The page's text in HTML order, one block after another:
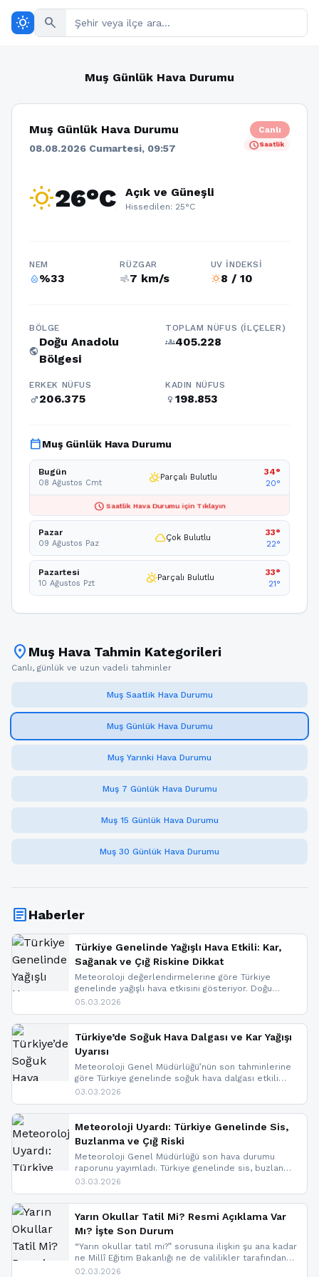
wb_sunny search
Muş Günlük Hava Durumu
Muş Günlük Hava Durumu
08.08.2026 Cumartesi, 09:57
Canlı
scheduleSaatlik
wb_sunny26°C Açık ve Güneşli
Hissedilen: 25°C
NEM
humidity_percentage%33
RÜZGAR
air7 km/s
UV İNDEKSI
wb_sunny8 / 10
BÖLGE
public
Doğu Anadolu
Bölgesi
TOPLAM NÜFUS (İLÇELER)
groups405.228
ERKEK NÜFUS
male206.375
KADIN NÜFUS
female 198.853
calendar_todayMuş Günlük Hava Durumu
Bugün
08 Ağustos Cmt partly_cloudy_dayParçalı Bulutlu
34°
20°
schedule Saatlik Hava Durumu için Tıklayın
Pazar
09 Ağustos Paz cloudÇok Bulutlu
33°
22°
Pazartesi
10 Ağustos Pzt partly_cloudy_dayParçalı Bulutlu
33°
21°
location_on Muş Hava Tahmin Kategorileri
Canlı, günlük ve uzun vadeli tahminler
Muş Saatlik Hava Durumu
Muş Günlük Hava Durumu
Muş Yarınki Hava Durumu
Muş 7 Günlük Hava Durumu
Muş 15 Günlük Hava Durumu
Muş 30 Günlük Hava Durumu
articleHaberler
Türkiye Genelinde Yağışlı Hava Etkili: Kar,
Sağanak ve Çığ Riskine Dikkat
Meteoroloji değerlendirmelerine göre Türkiye
genelinde yağışlı hava etkisini gösteriyor. Doğu
bölgelerinde kar yağışı beklenirken Marmara ve
ise çığ tehlikesi bulunuyor. İç kesimlerde sis ve pus
nedeniyle görüş mesafesinde azalma
yaşanabileceği belirtiliyor.
05.03.2026
Türkiye’de Soğuk Hava Dalgası ve Kar Yağışı
Uyarısı
Meteoroloji Genel Müdürlüğü’nün son tahminlerine
göre Türkiye genelinde soğuk hava dalgası etkili
oluyor. Birçok il için kar yağışı ve buzlanma uyarısı
03.03.2026
Meteoroloji Uyardı: Türkiye Genelinde Sis,
Buzlanma ve Çığ Riski
Meteoroloji Genel Müdürlüğü son hava durumu
raporunu yayımladı. Türkiye genelinde sis, buzlanma
ve don beklenirken Doğu Anadolu ve Doğu
yapıldı. İşte son dakika meteoroloji gelişmeleri.
03.03.2026
Yarın Okullar Tatil Mi? Resmi Açıklama Var
Mı? İşte Son Durum
“Yarın okullar tatil mi?” sorusuna ilişkin şu ana kadar
ne Millî Eğitim Bakanlığı ne de valilikler tarafından
yapılmış resmi bir tatil açıklaması bulunmamaktadır.
02.03.2026